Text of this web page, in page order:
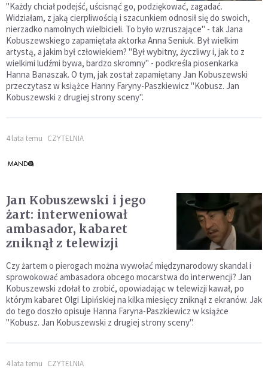
"Każdy chciał podejść, uścisnąć go, podziękować, zagadać.
Widziałam, z jaką cierpliwością i szacunkiem odnosił się do swoich,
nierzadko namolnych wielbicieli. To było wzruszające" - tak Jana
Kobuszewskiego zapamiętała aktorka Anna Seniuk. Był wielkim
artystą, a jakim był człowiekiem? "Był wybitny, życzliwy i, jak to z
wielkimi ludźmi bywa, bardzo skromny" - podkreśla piosenkarka
Hanna Banaszak. O tym, jak został zapamiętany Jan Kobuszewski
przeczytasz w książce Hanny Faryny-Paszkiewicz "Kobusz. Jan
Kobuszewski z drugiej strony sceny".
4 lata temu CZYTELNIA
Jan Kobuszewski i jego
żart: interweniował
ambasador, kabaret
zniknął z telewizji
Czy żartem o pierogach można wywołać międzynarodowy skandal i
sprowokować ambasadora obcego mocarstwa do interwencji? Jan
Kobuszewski zdołał to zrobić, opowiadając w telewizji kawał, po
którym kabaret Olgi Lipińskiej na kilka miesięcy zniknął z ekranów. Jak
do tego doszło opisuje Hanna Faryna-Paszkiewicz w książce
"Kobusz. Jan Kobuszewski z drugiej strony sceny".
4 lata temu CZYTELNIA